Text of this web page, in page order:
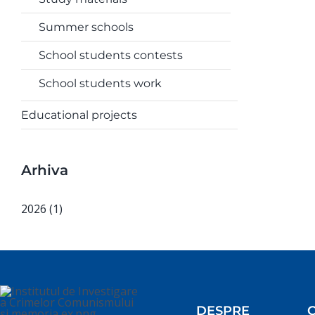
Summer schools
School students contests
School students work
Educational projects
Arhiva
2026 (1)
DESPRE